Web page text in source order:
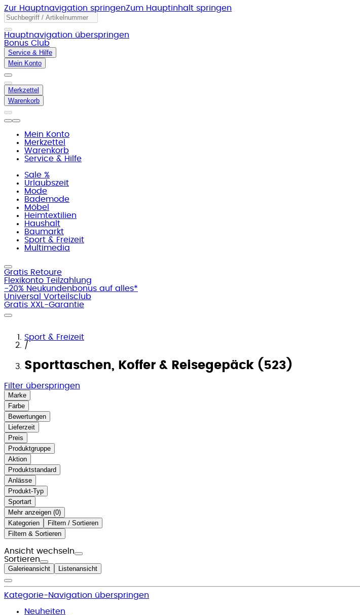
Zur Hauptnavigation springenZum Hauptinhalt springen
Hauptnavigation überspringen
Bonus Club
Service & Hilfe
Mein Konto
Merkzettel
Warenkorb
Mein Konto
Merkzettel
Warenkorb
Service & Hilfe
Sale %
Urlaubszeit
Mode
Bademode
Möbel
Heimtextilien
Haushalt
Baumarkt
Sport & Freizeit
Multimedia
Gratis Retoure
Flexikonto Teilzahlung
-20% Neukundenbonus auf alles*
Universal Vorteilsclub
Gratis XXL-Garantie
Sport & Freizeit
/
Sporttaschen, Koffer & Reisegepäck (523)
Filter überspringen
Marke
Farbe
Bewertungen
Lieferzeit
Preis
Produktgruppe
Aktion
Produktstandard
Anlässe
Produkt-Typ
Sportart
Mehr anzeigen ( )
Kategorien
Filtern / Sortieren
Filtern & Sortieren
Ansicht wechseln
Sortieren
Galerieansicht Listenansicht
Kategorie-Navigation überspringen
Neuheiten